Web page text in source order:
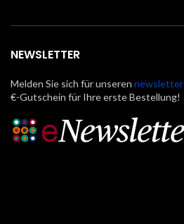
NEWSLETTER
Melden Sie sich für unseren newsletter
€-Gutschein für Ihre erste Bestellung!